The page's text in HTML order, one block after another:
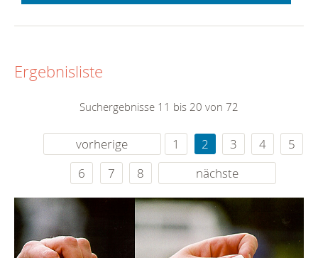
Ergebnisliste
Suchergebnisse 11 bis 20 von 72
vorherige 1 2 3 4
5
6
7 8 nächste